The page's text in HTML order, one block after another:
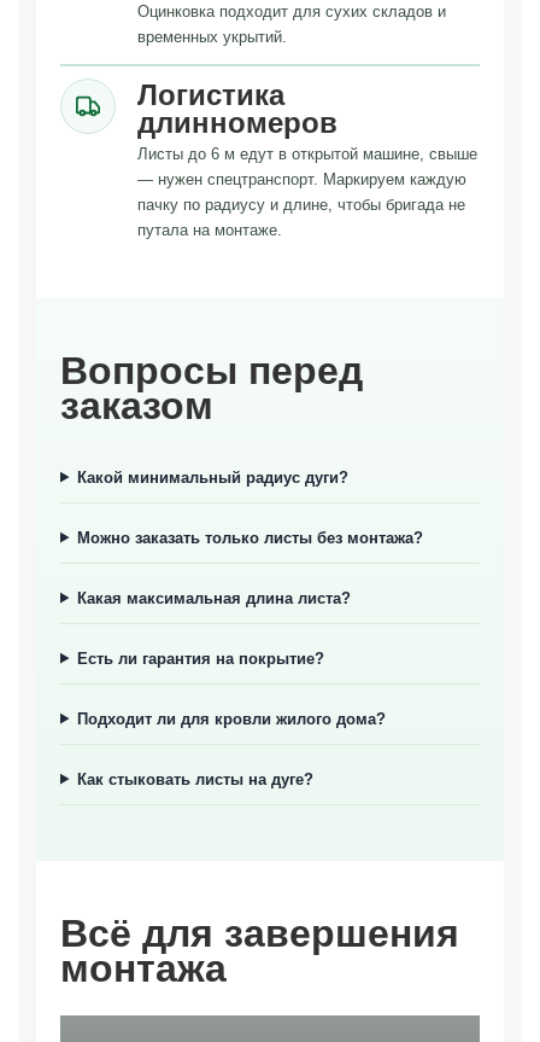
Оцинковка подходит для сухих складов и
временных укрытий.
Логистика
длинномеров
Листы до 6 м едут в открытой машине, свыше
— нужен спецтранспорт. Маркируем каждую
пачку по радиусу и длине, чтобы бригада не
путала на монтаже.
Вопросы перед
заказом
Какой минимальный радиус дуги?
Можно заказать только листы без монтажа?
Какая максимальная длина листа?
Есть ли гарантия на покрытие?
Подходит ли для кровли жилого дома?
Как стыковать листы на дуге?
Всё для завершения
монтажа